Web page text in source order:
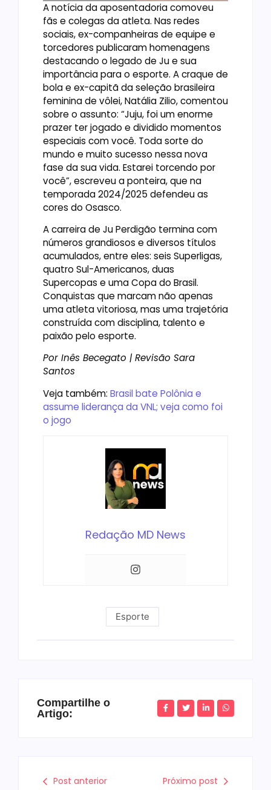
A notícia da aposentadoria comoveu
fãs e colegas da atleta. Nas redes
sociais, ex-companheiras de equipe e
torcedores publicaram homenagens
destacando o legado de Ju e sua
importância para o esporte. A craque de
bola e ex-capitã da seleção brasileira
feminina de vôlei, Natália Zilio, comentou
sobre o assunto: “Juju, foi um enorme
prazer ter jogado e dividido momentos
especiais com você. Toda sorte do
mundo e muito sucesso nessa nova
fase da sua vida. Estarei torcendo por
você”, escreveu a ponteira, que na
temporada 2024/2025 defendeu as
cores do Osasco.
A carreira de Ju Perdigão termina com
números grandiosos e diversos títulos
acumulados, entre eles: seis Superligas,
quatro Sul-Americanos, duas
Supercopas e uma Copa do Brasil.
Conquistas que marcam não apenas
uma atleta vitoriosa, mas uma trajetória
construída com disciplina, talento e
paixão pelo esporte.
Por Inês Becegato | Revisão Sara
Santos
Veja também: Brasil bate Polônia e
assume liderança da VNL; veja como foi
o jogo
Redação MD News
Esporte
Compartilhe o
Artigo:
Post anterior Próximo post